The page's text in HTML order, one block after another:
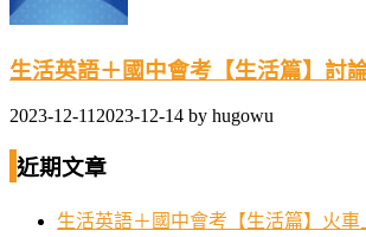
生活英語＋國中會考【生活篇】討
2023-12-11 2023-12-14 by hugowu
近期文章
生活英語＋國中會考【生活篇】火車